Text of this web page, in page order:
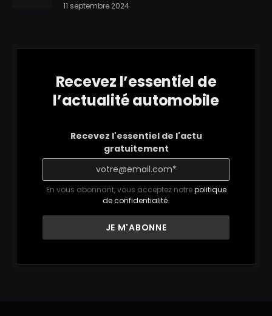
11 septembre 2024
Recevez l’essentiel de
l’actualité automobile
Recevez l'essentiel de l'actu
gratuitement
En vous abonnant, vous acceptez notrepolitique
de confidentialité.